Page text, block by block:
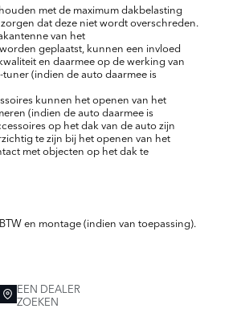
met de maximum dakbelasting
dat deze niet wordt overschreden.
van het
geplaatst, kunnen een invloed
en daarmee op de werking van
tuner (indien de auto daarmee is
kunnen het openen van het
(indien de auto daarmee is
op het dak van de auto zijn
te zijn bij het openen van het
met objecten op het dak te
en montage (indien van toepassing).
EEN DEALER
ZOEKEN